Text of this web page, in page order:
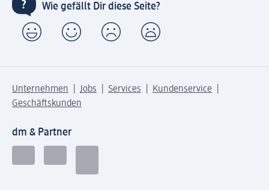
Wie gefällt Dir diese Seite?
Unternehmen Jobs Services
Kundenservice
Geschäftskunden
dm & Partner